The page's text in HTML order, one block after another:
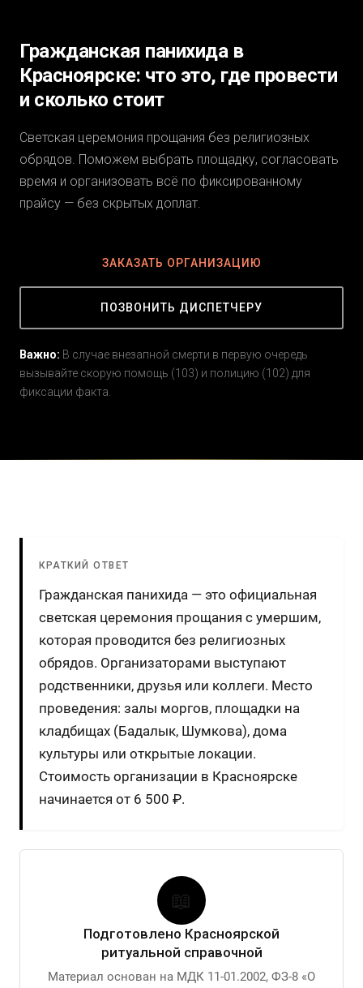
Гражданская панихида в
Красноярске: что это, где провести
и сколько стоит
Светская церемония прощания без религиозных
обрядов. Поможем выбрать площадку, согласовать
время и организовать всё по фиксированному
прайсу — без скрытых доплат.
ЗАКАЗАТЬ ОРГАНИЗАЦИЮ
ПОЗВОНИТЬ ДИСПЕТЧЕРУ
Важно: В случае внезапной смерти в первую очередь
вызывайте скорую помощь (103) и полицию (102) для
фиксации факта.
КРАТКИЙ ОТВЕТ
Гражданская панихида — это официальная
светская церемония прощания с умершим,
которая проводится без религиозных
обрядов. Организаторами выступают
родственники, друзья или коллеги. Место
проведения: залы моргов, площадки на
кладбищах (Бадалык, Шумкова), дома
культуры или открытые локации.
Стоимость организации в Красноярске
начинается от 6 500 ₽.
📖
Подготовлено Красноярской
ритуальной справочной
Материал основан на МДК 11-01.2002, ФЗ-8 «О